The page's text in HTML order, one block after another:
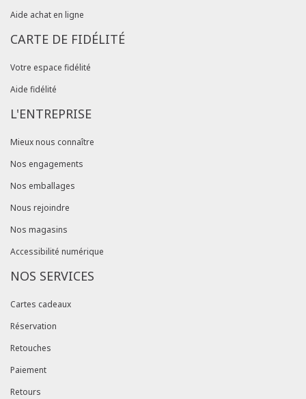
Aide achat en ligne
CARTE DE FIDÉLITÉ
Votre espace fidélité
Aide fidélité
L'ENTREPRISE
Mieux nous connaître
Nos engagements
Nos emballages
Nous rejoindre
Nos magasins
Accessibilité numérique
NOS SERVICES
Cartes cadeaux
Réservation
Retouches
Paiement
Retours